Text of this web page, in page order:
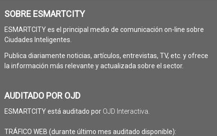
SOBRE ESMARTCITY
ESMARTCITY es el principal medio de comunicación on-line sobre
Ciudades Inteligentes.
Publica diariamente noticias, artículos, entrevistas, TV, etc. y ofrece
la información más relevante y actualizada sobre el sector.
AUDITADO POR OJD
ESMARTCITY está auditado por OJD Interactiva
TRÁFICO WEB (durante último mes auditado disponible):